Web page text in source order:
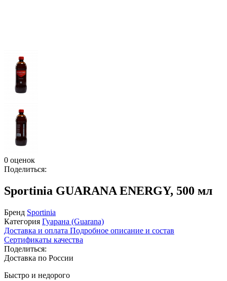
0 оценок
Поделиться:
Sportinia GUARANA ENERGY, 500 мл
Бренд Sportinia
Категория Гуарана (Guarana)
Доставка и оплата Подробное описание и состав
Сертификаты качества
Поделиться:
Доставка по России
Быстро и недорого